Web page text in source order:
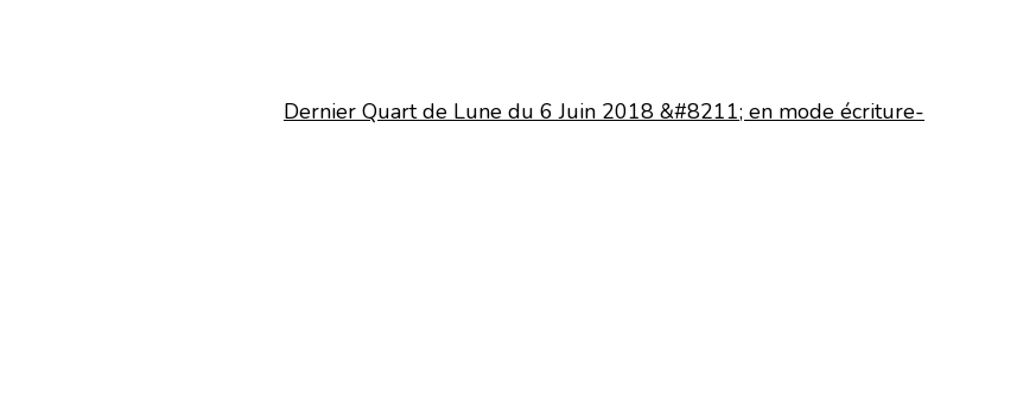
Dernier Quart de Lune du 6 Juin 2018 &#8211; en mode écriture-